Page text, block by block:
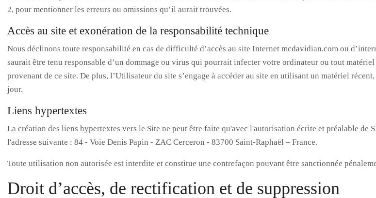
2, pour mentionner les erreurs ou omissions qu’il aurait trouvées.
Accès au site et exonération de la responsabilité technique
Nous déclinons toute responsabilité en cas de difficulté d’accès au site Internet mcdavidian.com ou
saurait être tenu responsable d’un dommage ou virus qui pourrait infecter votre ordinateur ou tout
provenant de ce site. De plus, l’Utilisateur du site s’engage à accéder au site en utilisant un matériel
jour.
Liens hypertextes
La création des liens hypertextes vers le Site ne peut être faite qu'avec l'autorisation écrite et préalable de
l'adresse suivante : 84 - Voie Denis Papin - ZAC Cerceron - 83700 Saint-Raphaël – France.
Toute utilisation non autorisée est interdite et constitue une contrefaçon pouvant être sanctionnée
Droit d’accès, de rectification et de suppression